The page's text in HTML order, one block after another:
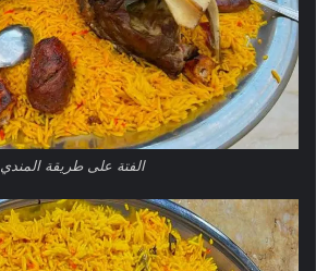
الفتة على طريقة المندي